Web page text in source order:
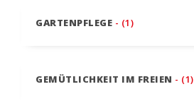
GARTENPFLEGE - (1)
GEMÜTLICHKEIT IM FREIEN - (1)